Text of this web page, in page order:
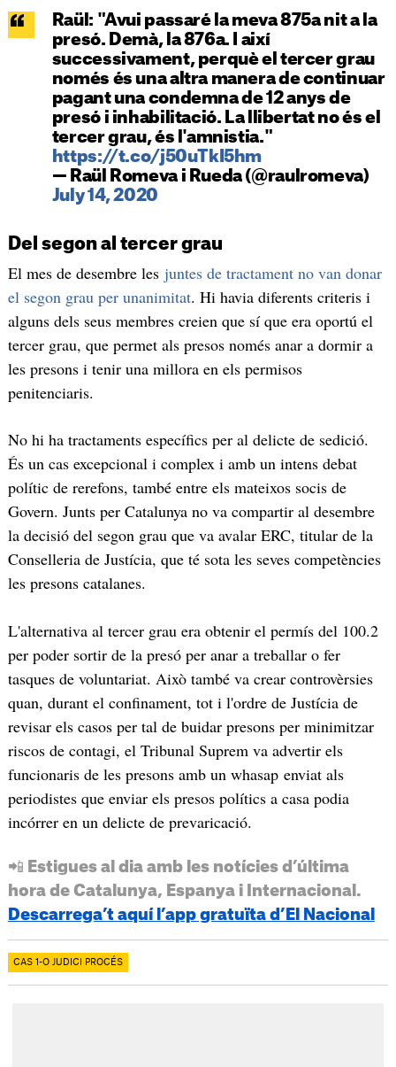
Raül: "Avui passaré la meva 875a nit a la
presó. Demà, la 876a. I així
successivament, perquè el tercer grau
només és una altra manera de continuar
pagant una condemna de 12 anys de
presó i inhabilitació. La llibertat no és el
tercer grau, és l'amnistia."
https://t.co/j50uTkI5hm
— Raül Romeva i Rueda (@raulromeva)
July 14, 2020
Del segon al tercer grau
El mes de desembre les juntes de tractament no van donar
el segon grau per unanimitat. Hi havia diferents criteris i
alguns dels seus membres creien que sí que era oportú el
tercer grau, que permet als presos només anar a dormir a
les presons i tenir una millora en els permisos
penitenciaris.
No hi ha tractaments específics per al delicte de sedició.
És un cas excepcional i complex i amb un intens debat
polític de rerefons, també entre els mateixos socis de
Govern. Junts per Catalunya no va compartir al desembre
la decisió del segon grau que va avalar ERC, titular de la
Conselleria de Justícia, que té sota les seves competències
les presons catalanes.
L'alternativa al tercer grau era obtenir el permís del 100.2
per poder sortir de la presó per anar a treballar o fer
tasques de voluntariat. Això també va crear controvèrsies
quan, durant el confinament, tot i l'ordre de Justícia de
revisar els casos per tal de buidar presons per minimitzar
riscos de contagi, el Tribunal Suprem va advertir els
funcionaris de les presons amb un whasap enviat als
periodistes que enviar els presos polítics a casa podia
incórrer en un delicte de prevaricació.
📲 Estigues al dia amb les notícies d’última
hora de Catalunya, Espanya i Internacional.
Descarrega’t aquí l’app gratuïta d’El Nacional
CAS 1-O JUDICI PROCÉS